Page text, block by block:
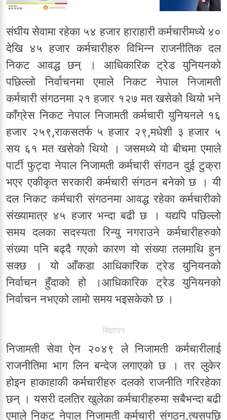
संघीय सेवामा रहेका ५४ हजार हाराहारी कर्मचारीमध्ये ४०
देखि ४५ हजार कर्मचारीहरु विभिन्न राजनीतिक दल
निकट आवद्ध छन् । आधिकारिक ट्रेड युनियनको
पछिल्लो निर्वाचनमा एमाले निकट नेपाल निजामती
कर्मचारी संगठनमा २१ हजार १२७ मत खसेको थियो भने
काँग्रेस निकट नेपाल निजामती कर्मचारी युनियनले १६
हजार २५९,राकसतर्फ ५ हजार २९,मधेशी ३ हजार ५
सय ६१ मत खसेको थियो । जसमध्ये यो बीचमा एमाले
पार्टी फुट्दा नेपाल निजामती कर्मचारी संगठन दुई टुक्रा
भएर एकीकृत सरकारी कर्मचारी संगठन बनेको छ । यी
दल निकट कर्मचारी संगठनमा आवद्ध रहेका कर्मचारीको
संख्यामात्र ४५ हजार भन्दा बढी छ । यद्यपि पछिल्लो
समय दलका सदस्यता रिन्यु नगराउने कर्मचारीहरुको
संख्या पनि बढ्दै गएको कारण यो संख्या तलमाथि हुन
सक्छ । यो आँकडा आधिकारिक ट्रेड युनियनको
निर्वाचन हुँदाको हो ।आधिकारिक ट्रेड युनियनको
निर्वाचन नभएको लामो समय भइसकेको छ ।
बिज्ञापन
निजामती सेवा ऐन २०४९ ले निजामती कर्मचारीलाई
राजनीतिमा भाग लिन बन्देज लगाएको छ । तर लुकेर
होइन हाकाहाकी कर्मचारीहरु दलको राजनीति गरिरहेका
छन् । यसरी दलतिर खुलेका कर्मचारीहरुमा सबैभन्दा बढी
एमाले निकट नेपाल निजामती कर्मचारी संगठन,त्यसपछि